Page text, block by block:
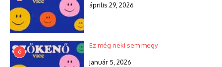
április 29, 2026
6
Ez még neki sem megy
január 5, 2026